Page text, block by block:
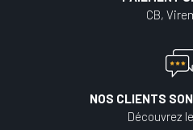
CB,
NOS CLIENTS
Découvrez